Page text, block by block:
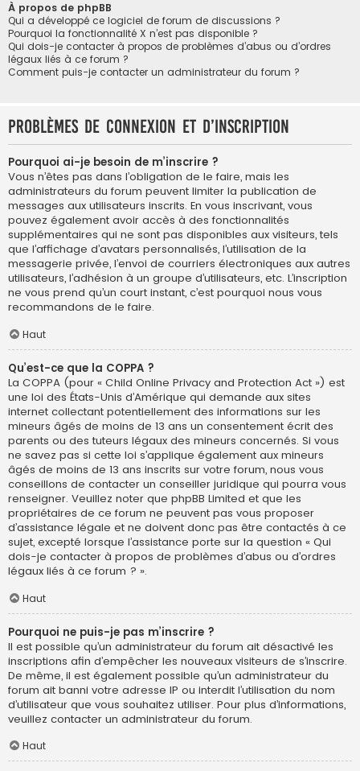
À propos de phpBB
Qui a développé ce logiciel de forum de discussions ?
Pourquoi la fonctionnalité X n’est pas disponible ?
Qui dois-je contacter à propos de problèmes d’abus ou d’ordres
légaux liés à ce forum ?
Comment puis-je contacter un administrateur du forum ?
Problèmes de connexion et d’inscription
Pourquoi ai-je besoin de m’inscrire ?
Vous n’êtes pas dans l’obligation de le faire, mais les
administrateurs du forum peuvent limiter la publication de
messages aux utilisateurs inscrits. En vous inscrivant, vous
pouvez également avoir accès à des fonctionnalités
supplémentaires qui ne sont pas disponibles aux visiteurs, tels
que l’affichage d’avatars personnalisés, l’utilisation de la
messagerie privée, l’envoi de courriers électroniques aux autres
utilisateurs, l’adhésion à un groupe d’utilisateurs, etc. L’inscription
ne vous prend qu’un court instant, c’est pourquoi nous vous
recommandons de le faire.
Haut
Qu’est-ce que la COPPA ?
La COPPA (pour « Child Online Privacy and Protection Act ») est
une loi des États-Unis d’Amérique qui demande aux sites
internet collectant potentiellement des informations sur les
mineurs âgés de moins de 13 ans un consentement écrit des
parents ou des tuteurs légaux des mineurs concernés. Si vous
ne savez pas si cette loi s’applique également aux mineurs
âgés de moins de 13 ans inscrits sur votre forum, nous vous
conseillons de contacter un conseiller juridique qui pourra vous
renseigner. Veuillez noter que phpBB Limited et que les
propriétaires de ce forum ne peuvent pas vous proposer
d’assistance légale et ne doivent donc pas être contactés à ce
sujet, excepté lorsque l’assistance porte sur la question « Qui
dois-je contacter à propos de problèmes d’abus ou d’ordres
légaux liés à ce forum ? ».
Haut
Pourquoi ne puis-je pas m’inscrire ?
Il est possible qu’un administrateur du forum ait désactivé les
inscriptions afin d’empêcher les nouveaux visiteurs de s’inscrire.
De même, il est également possible qu’un administrateur du
forum ait banni votre adresse IP ou interdit l’utilisation du nom
d’utilisateur que vous souhaitez utiliser. Pour plus d’informations,
veuillez contacter un administrateur du forum.
Haut